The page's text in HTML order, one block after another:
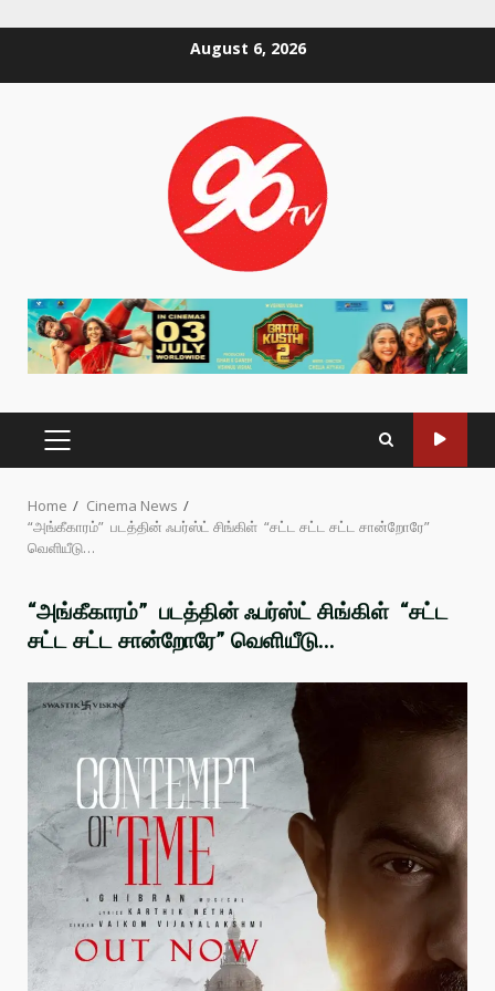
August 6, 2026
PRIMARY
MENU
Home
Cinema News
“அங்கீகாரம்” படத்தின் ஃபர்ஸ்ட் சிங்கிள் “சட்ட சட்ட சட்ட சான்றோரே”
வெளியீடு…
“அங்கீகாரம்” படத்தின் ஃபர்ஸ்ட் சிங்கிள் “சட்ட
சட்ட சட்ட சான்றோரே” வெளியீடு…